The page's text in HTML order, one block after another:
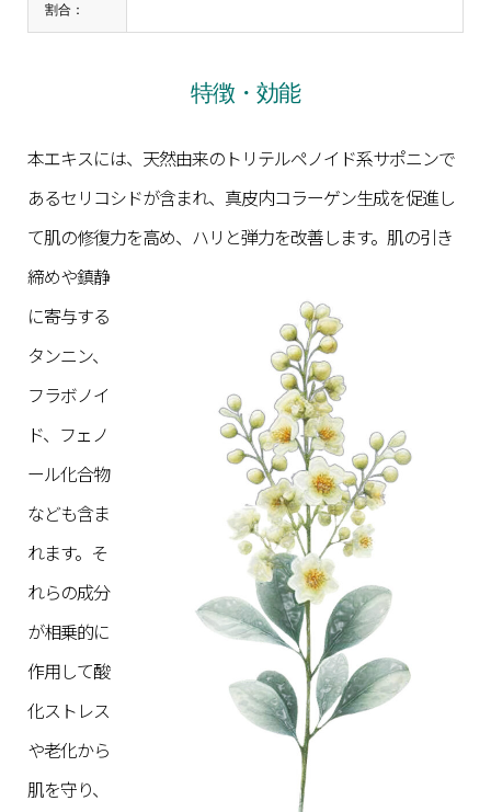
割合：
特徴・効能
本エキスには、天然由来のトリテルペノイド系サポニンで
あるセリコシドが含まれ、真皮内コラーゲン生成を促進し
て肌の修復力を高め、ハリと弾力を改善します。 肌の引き
締めや鎮静
に寄与する
タンニン、
フラボノイ
ド、フェノ
ール化合物
なども含ま
れます。そ
れらの成分
が相乗的に
作用して酸
化ストレス
や老化から
肌を守り、